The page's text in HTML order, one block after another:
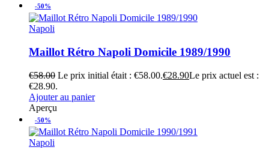
-50%
Napoli
Maillot Rétro Napoli Domicile 1989/1990
€58.00 Le prix initial était : €58.00.€28.90Le prix actuel est :
€28.90.
Ajouter au panier
Aperçu
-50%
Napoli